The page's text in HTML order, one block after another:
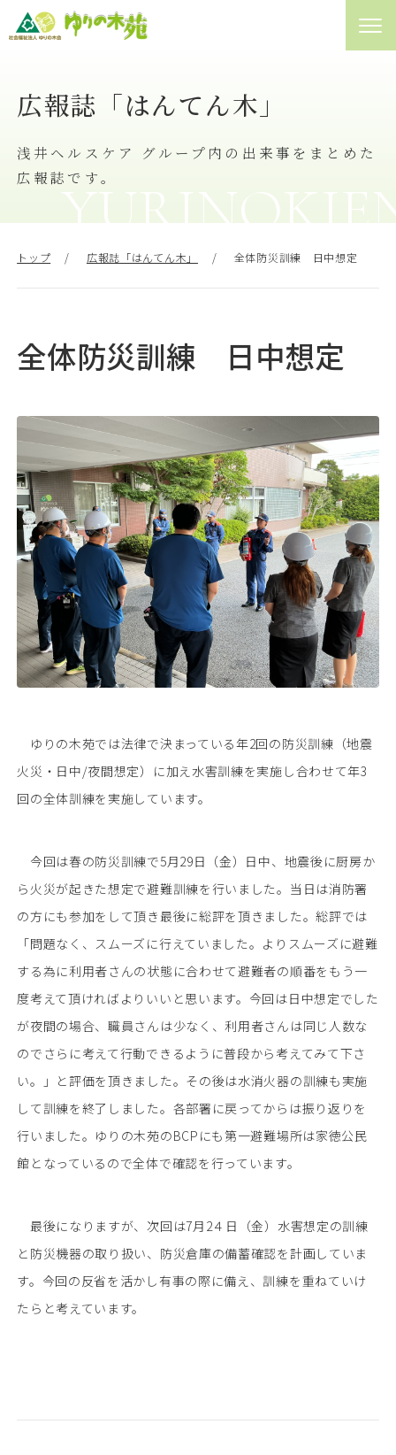
♯01 特別養護老人ホーム
♯02 グループホーム
03 ケアハウス
♯06 ゆりの木苑について
お問い合わせ
広報誌「はんてん木」
浅井ヘルスケア グループ内の出来事をまとめた
広報誌です。
トップ 広報誌「はんてん木」 全体防災訓練 日中想定
全体防災訓練 日中想定
ゆりの木苑では法律で決まっている年2回の防災訓練（地震
火災・日中/夜間想定）に加え水害訓練を実施し合わせて年3
回の全体訓練を実施しています。
今回は春の防災訓練で5月29日（金）日中、地震後に厨房か
ら火災が起きた想定で避難訓練を行いました。当日は消防署
の方にも参加をして頂き最後に総評を頂きました。総評では
「問題なく、スムーズに行えていました。よりスムーズに避難
する為に利用者さんの状態に合わせて避難者の順番をもう一
度考えて頂ければよりいいと思います。今回は日中想定でした
が夜間の場合、職員さんは少なく、利用者さんは同じ人数な
のでさらに考えて行動できるように普段から考えてみて下さ
い。」と評価を頂きました。その後は水消火器の訓練も実施
して訓練を終了しました。各部署に戻ってからは振り返りを
行いました。ゆりの木苑のBCPにも第一避難場所は家徳公民
館となっているので全体で確認を行っています。
最後になりますが、次回は7月2４日（金）水害想定の訓練
と防災機器の取り扱い、防災倉庫の備蓄確認を計画していま
す。今回の反省を活かし有事の際に備え、訓練を重ねていけ
たらと考えています。